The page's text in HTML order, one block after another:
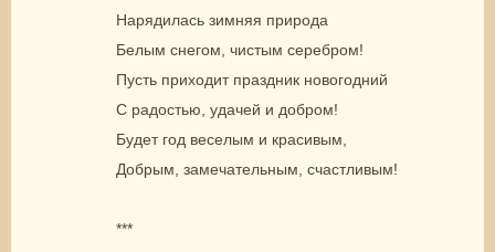
Нарядилась зимняя природа
Белым снегом, чистым серебром!
Пусть приходит праздник новогодний
С радостью, удачей и добром!
Будет год веселым и красивым,
Добрым, замечательным, счастливым!
***